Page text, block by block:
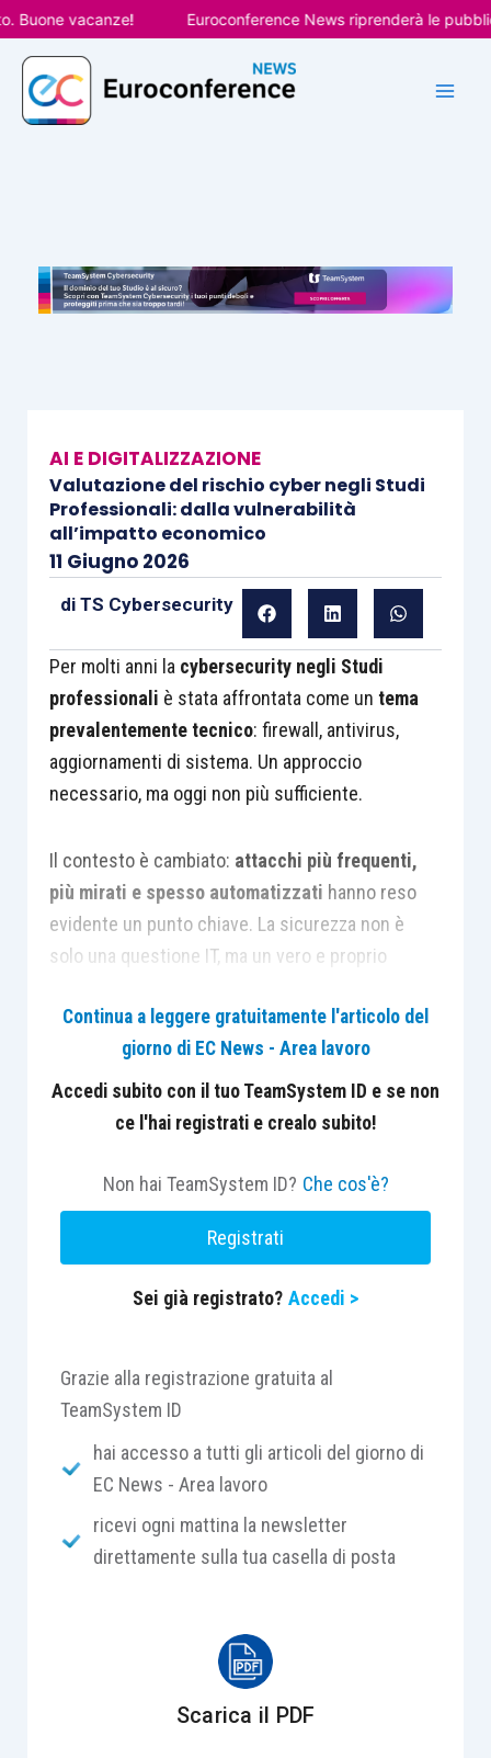
Vai
al
contenuto
vacanze! Euroconference News riprenderà le
AI E DIGITALIZZAZIONE
Valutazione del rischio cyber negli Studi
Professionali: dalla vulnerabilità
all’impatto economico
11 Giugno 2026
di TS Cybersecurity
Per molti anni la cybersecurity negli Studi
professionali è stata affrontata come un tema
prevalentemente tecnico: firewall, antivirus,
aggiornamenti di sistema. Un approccio
necessario, ma oggi non più sufficiente.
Il contesto è cambiato: attacchi più frequenti,
più mirati e spesso automatizzati hanno reso
evidente un punto chiave. La sicurezza non è
solo una questione IT, ma un vero e proprio
su operatività, clienti e risultati economici.
Sempre più organizzazioni stanno quindi
adottando un approccio più evoluto:non
quantificare il rischio cyber in termini
economici.
significa davvero
chiarire cosa si intende perCyber Risk
In termini semplici, il rischio è dato dalla
combinazione di 2 fattori:
laprobabilità che si verifichi un attacco
ilsuo impatto potenzialesullo Studio.
Tradizionalmente, queste valutazioni venivano
espresse in modo qualitativo, con classificazioni
generiche come “rischio alto, medio o basso”.
Tuttavia, questo tipo di approccio presenta dei
Continua a leggere gratuitamente l'articolo del
giorno di EC News - Area lavoro
Accedi subito con il tuo TeamSystem ID e se non
ce l'hai registrati e crealo subito!
Non hai TeamSystem ID? Che cos'è?
Registrati
Sei già registrato? Accedi >
Grazie alla registrazione gratuita al
TeamSystem ID
hai accesso a tutti gli articoli del giorno di
EC News - Area lavoro
ricevi ogni mattina la newsletter
direttamente sulla tua casella di posta
Scarica il PDF